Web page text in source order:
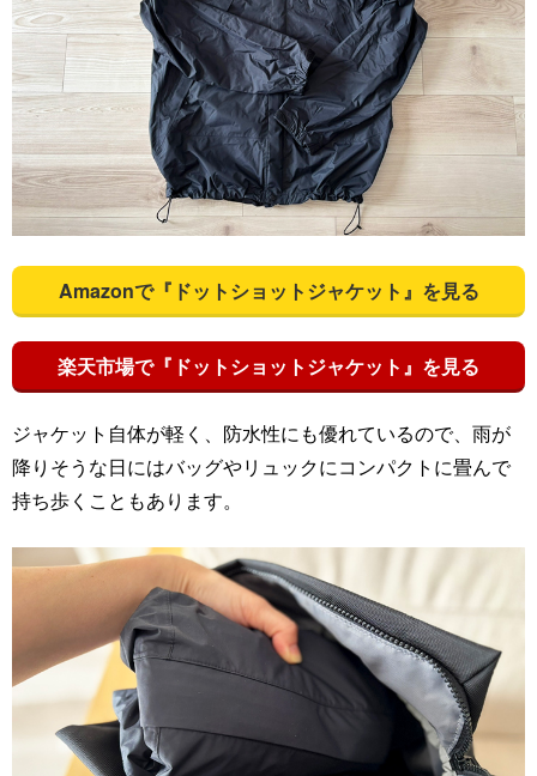
Amazonで『ドットショットジャケット』を見る
楽天市場で『ドットショットジャケット』を見る
ジャケット自体が軽く、防水性にも優れているので、雨が
降りそうな日にはバッグやリュックにコンパクトに畳んで
持ち歩くこともあります。